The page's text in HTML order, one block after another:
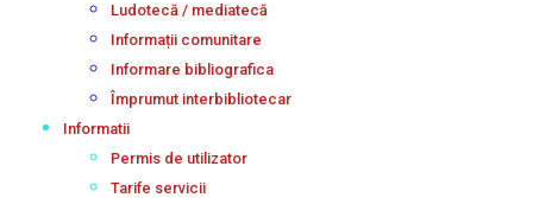
Ludotecă / mediatecă
Informații comunitare
Informare bibliografica
Împrumut interbibliotecar
Informatii
Permis de utilizator
Tarife servicii